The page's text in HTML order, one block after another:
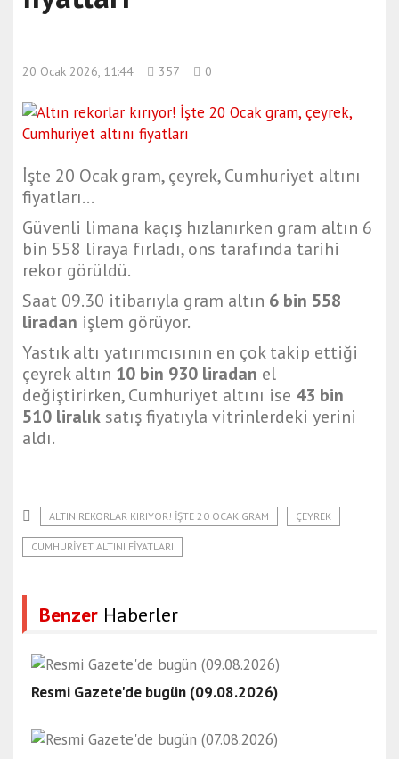
20 Ocak 2026, 11:44 357 0
İşte 20 Ocak gram, çeyrek, Cumhuriyet altını
fiyatları...
Güvenli limana kaçış hızlanırken gram altın 6
bin 558 liraya fırladı, ons tarafında tarihi
rekor görüldü.
Saat 09.30 itibarıyla gram altın 6 bin 558
liradan işlem görüyor.
Yastık altı yatırımcısının en çok takip ettiği
çeyrek altın 10 bin 930 liradan el
değiştirirken, Cumhuriyet altını ise 43 bin
510 liralık satış fiyatıyla vitrinlerdeki yerini
aldı.
ALTIN REKORLAR KIRIYOR! İŞTE 20 OCAK GRAM ÇEYREK
CUMHURIYET ALTINI FIYATLARI
Benzer Haberler
Resmi Gazete'de bugün (09.08.2026)